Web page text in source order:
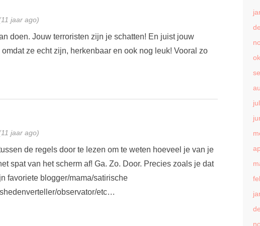
jaar ago)
doen. Jouw terroristen zijn je schatten! En juist jouw
ze echt zijn, herkenbaar en ook nog leuk! Vooral zo
jaar ago)
de regels door te lezen om te weten hoeveel je van je
spat van het scherm af! Ga. Zo. Door. Precies zoals je dat
favoriete blogger/mama/satirische
observator/etc…